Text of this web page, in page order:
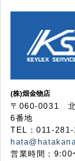
(株)畑金物店
〒060-0031 北
6番地
TEL：011-
営業時間：9:00